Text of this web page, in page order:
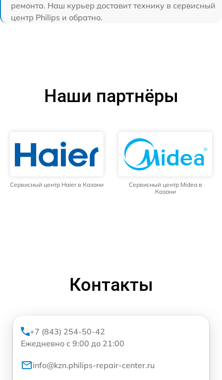
ремонта. Наш курьер доставит технику в сервисный
центр Philips и обратно.
Наши партнёры
Сервисный центр Haier в Казани
Сервисный центр Midea в
Казани
Контакты
+7 (843) 254-50-42
Ежедневно с 9:00 до 21:00
info@kzn.philips-repair-center.ru